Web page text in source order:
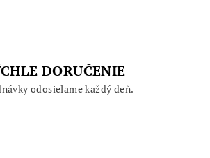
DORUČENIE
odosielame každý deň.